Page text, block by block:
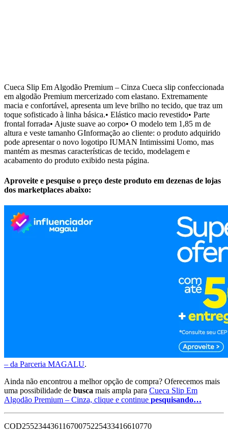
Cueca Slip Em Algodão Premium – Cinza Cueca slip confeccionada
em algodão Premium mercerizado com elastano. Extremamente
macia e confortável, apresenta um leve brilho no tecido, que traz um
toque sofisticado à linha básica.• Elástico macio revestido• Parte
frontal forrada• Ajuste suave ao corpo• O modelo tem 1,85 m de
altura e veste tamanho GInformação ao cliente: o produto adquirido
pode apresentar o novo logotipo IUMAN Intimissimi Uomo, mas
mantém as mesmas características de tecido, modelagem e
acabamento do produto exibido nesta página.
Aproveite e pesquise o preço deste produto em dezenas de lojas
dos marketplaces abaixo:
– da Parceria MAGALU.
Ainda não encontrou a melhor opção de compra? Oferecemos mais
uma possibilidade de busca mais ampla para Cueca Slip Em
Algodão Premium – Cinza, clique e continue pesquisando…
COD25523443611670075225433416610770